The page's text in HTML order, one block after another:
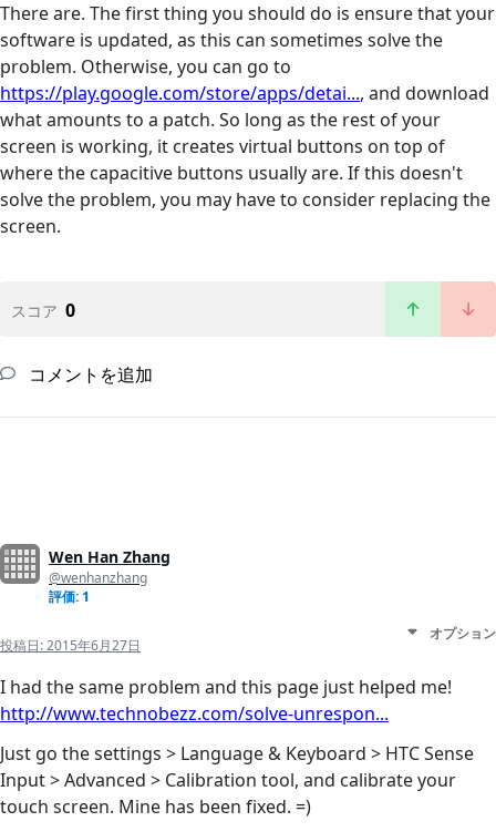
There are. The first thing you should do is ensure that your
software is updated, as this can sometimes solve the
problem. Otherwise, you can go to
https://play.google.com/store/apps/detai..., and download
what amounts to a patch. So long as the rest of your
screen is working, it creates virtual buttons on top of
where the capacitive buttons usually are. If this doesn't
solve the problem, you may have to consider replacing the
screen.
スコア 0
コメントを追加
Wen Han Zhang
@wenhanzhang
評価: 1
投稿日:2015年6月27日
オプション
I had the same problem and this page just helped me!
http://www.technobezz.com/solve-unrespon...
Just go the settings > Language & Keyboard > HTC Sense
Input > Advanced > Calibration tool, and calibrate your
touch screen. Mine has been fixed. =)